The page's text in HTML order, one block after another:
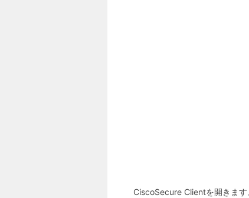
CiscoSecure Clientを開きます